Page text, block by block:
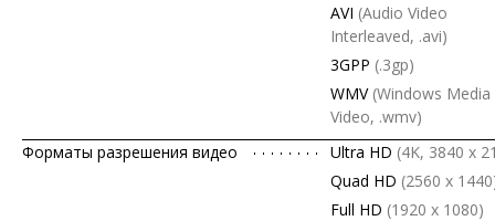
AVI (Audio Video
Interleaved, .avi)
3GPP (.3gp)
WMV (Windows Media
Video, .wmv)
Форматы разрешения видео
Ultra HD (4K, 3840 x
Quad HD (2560 x
Full HD (1920 x 1080)